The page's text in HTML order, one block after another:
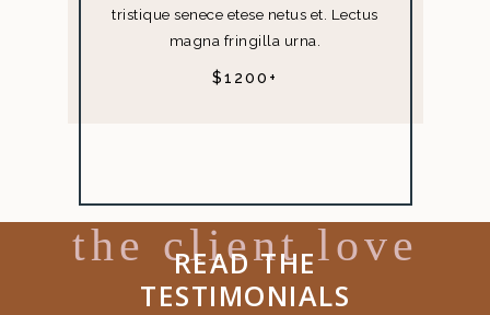
tristique senece etese netus et. Lectus
magna fringilla urna.
$1200+
the client love
READ THE
TESTIMONIALS